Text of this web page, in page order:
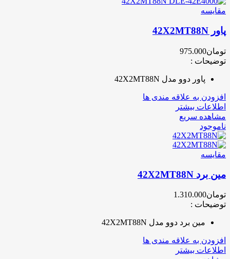
مقایسه
پاور 42X2MT88N
تومان975.000
توضیحات :
پاور دوو مدل 42X2MT88N
افزودن به علاقه مندی ها
اطلاعات بیشتر
مشاهده سریع
ناموجود
مقایسه
مین برد 42X2MT88N
تومان1.310.000
توضیحات :
مین برد دوو مدل 42X2MT88N
افزودن به علاقه مندی ها
اطلاعات بیشتر